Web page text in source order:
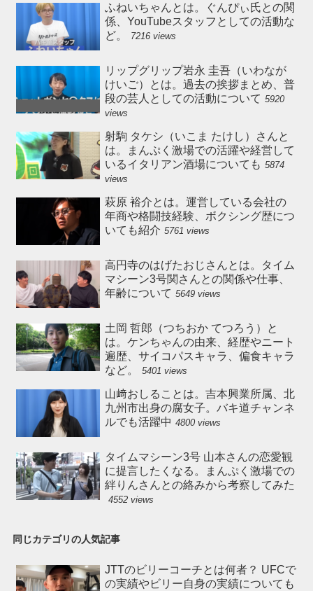
ふねいちゃんとは。ぐんぴぃ氏との関
係、YouTubeスタッフとしての活動な
ど。
7216 views
リップグリップ岩永 圭吾（いわなが
けいご）とは。過去の挨拶まとめ、普
段の芸人としての活動について 5920
views
射駒 タケシ（いこま たけし）さんと
は。まんぷく激場での活躍や経営して
いるイタリアン酒場についても 5874
views
萩原 裕介とは。運営している会社の
年商や格闘技経験、ボクシング歴につ
いても紹介 5761 views
高円寺のはげたおじさんとは。タイム
マシーン3号関さんとの関係や仕事、
年齢について 5649 views
土岡 哲郎（つちおか てつろう）と
は。ケンちゃんの由来、経歴やニート
遍歴、サイコパスキャラ、偏食キャラ
など。
5401 views
山﨑おしることは。吉本興業所属、北
九州市出身の腐女子。バキ道チャンネ
ルでも活躍中 4800 views
タイムマシーン3号 山本さんの恋愛観
に提言したくなる。まんぷく激場での
絆りんさんとの絡みから考察してみた
4552 views
同じカテゴリの人気記事
JTTのビリーコーチとは何者？ UFCで
の実績やビリー自身の実績についても